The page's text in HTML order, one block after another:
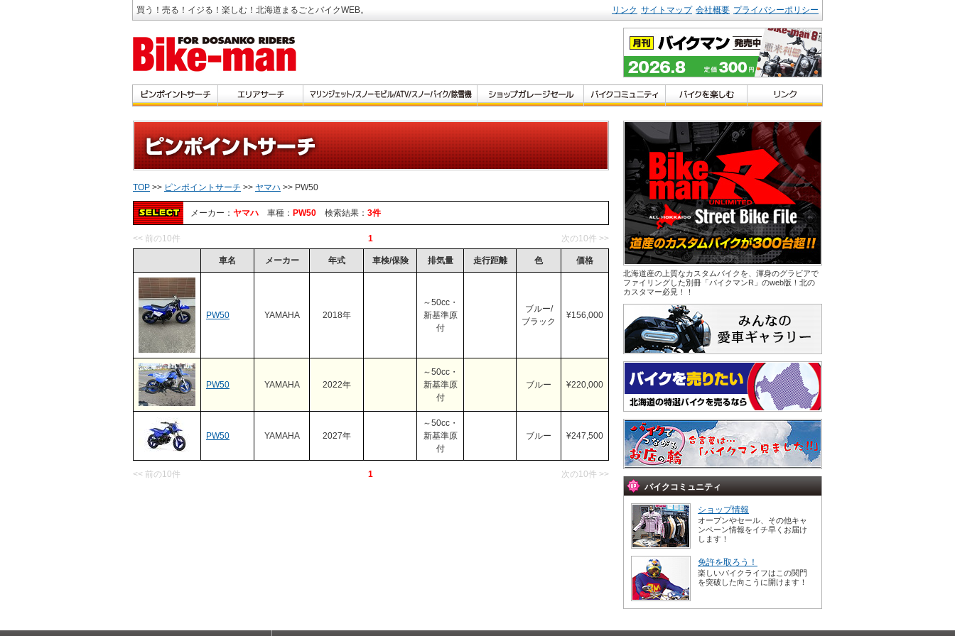
買う！売る！イジる！楽しむ！北海道まるごとバイクWEB。 リンク サイトマップ 会社概要 プライバシーポリシー
TOP >> ピンポイントサーチ >> ヤマハ >> PW50
メーカー： ヤマハ 車種： PW50 検索結果： 3件
<< 前の10件 1 次の10件 >>
車名 メーカー 年式 車検/保険 排気量 走行距離 色 価格
PW50 YAMAHA 2018年
～50cc・
新基準原
付
ブルー/
ブラック
¥156,000
PW50 YAMAHA 2022年
～50cc・
新基準原
付
ブルー ¥220,000
PW50 YAMAHA 2027年
～50cc・
新基準原
付
ブルー ¥247,500
<< 前の10件 1 次の10件 >>
北海道産の上質なカスタムバイクを、渾身のグラビアで
ファイリングした別冊「バイクマンR」のweb版！北の
カスタマー必見！！
バイクコミュニティ
ショップ情報
オープンやセール、その他キャ
ンペーン情報をイチ早くお届け
します！
免許を取ろう！
楽しいバイクライフはこの関門
を突破した向こうに開けます！